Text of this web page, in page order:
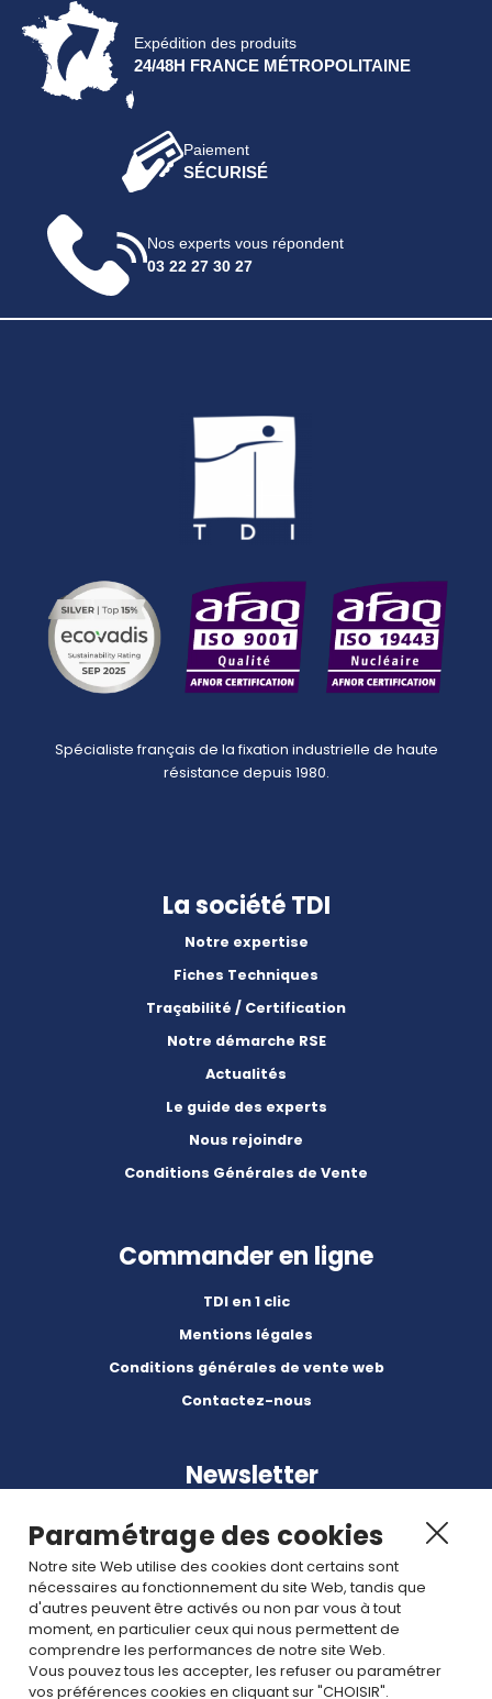
Expédition des produits
24/48H FRANCE MÉTROPOLITAINE
Paiement
SÉCURISÉ
Nos experts vous répondent
03 22 27 30 27
Spécialiste français de la fixation industrielle de haute
résistance depuis 1980.
La société TDI
Notre expertise
Fiches Techniques
Traçabilité / Certification
Notre démarche RSE
Actualités
Le guide des experts
Nous rejoindre
Conditions Générales de Vente
Commander en ligne
TDI en 1 clic
Mentions légales
Conditions générales de vente web
Contactez-nous
Newsletter
Abonnez-vous à nos dernières nouvelles et articles.
Paramétrage des cookies
Notre site Web utilise des cookies dont certains sont
nécessaires au fonctionnement du site Web, tandis que
d'autres peuvent être activés ou non par vous à tout
moment, en particulier ceux qui nous permettent de
comprendre les performances de notre site Web.
Vous pouvez tous les accepter, les refuser ou paramétrer
vos préférences cookies en cliquant sur "CHOISIR".